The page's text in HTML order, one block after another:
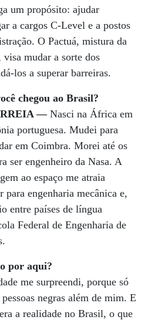
um propósito: ajudar
a cargos C-Level e a postos
O Pactuá, mistura da
mudar a sorte dos
los a superar barreiras.
chegou ao Brasil?
—Nasci na África em
portuguesa. Mudei para
em Coimbra. Morei até os
ser engenheiro da Nasa. A
ao espaço me atraia
engenharia mecânica e,
entre países de língua
Federal de Engenharia de
por aqui?
me surpreendi, porque só
negras além de mim. E
a realidade no Brasil, o que